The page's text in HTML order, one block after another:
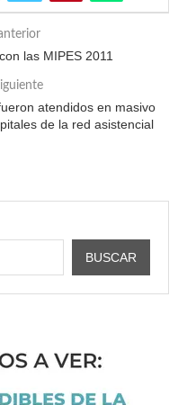
las MIPES 2011
atendidos en masivo
de la red asistencial
BUSCAR